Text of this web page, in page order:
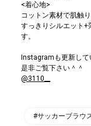
<着心地>
コットン素材で肌触
すっきりシルエット+
す。
Instagramも更新して
是非ご覧下さい＾＾
@3110__
#サッカーブラウ